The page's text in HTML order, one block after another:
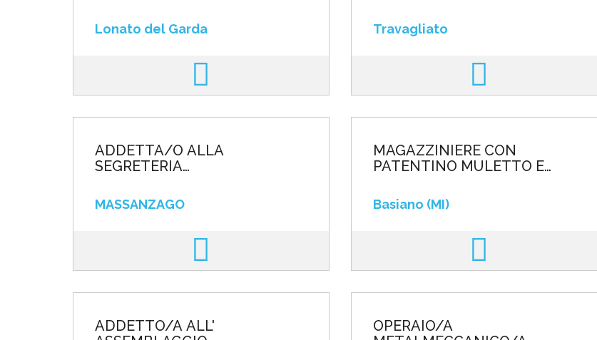
Lonato del Garda Travagliato
ADDETTA/O ALLA
SEGRETERIA
TIME
MASSANZAGO
MAGAZZINIERE CON
PATENTINO MULETTO E
Basiano (MI)
ADDETTO/A ALL'
OPERAIO/A